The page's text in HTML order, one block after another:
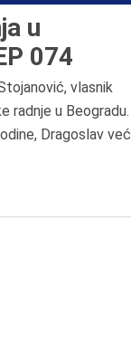
u
074
vlasnik
radnje u Beogradu.
Dragoslav već